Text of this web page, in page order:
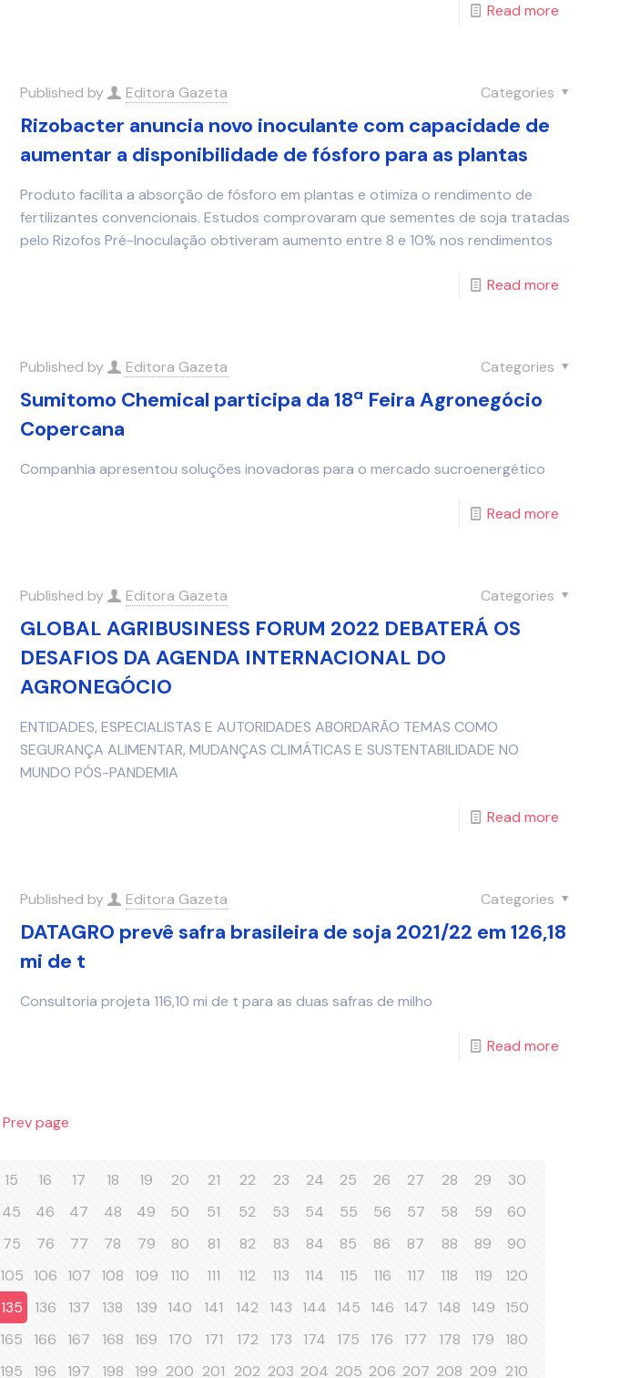
Read more
Published by Editora Gazeta Categories
Rizobacter anuncia novo inoculante com capacidade de
aumentar a disponibilidade de fósforo para as plantas
Produto facilita a absorção de fósforo em plantas e otimiza o rendimento de
fertilizantes convencionais. Estudos comprovaram que sementes de soja tratadas
pelo Rizofos Pré-Inoculação obtiveram aumento entre 8 e 10% nos rendimentos
Read more
Published by Editora Gazeta Categories
Sumitomo Chemical participa da 18ª Feira Agronegócio
Copercana
Companhia apresentou soluções inovadoras para o mercado sucroenergético
Read more
Published by Editora Gazeta Categories
GLOBAL AGRIBUSINESS FORUM 2022 DEBATERÁ OS
DESAFIOS DA AGENDA INTERNACIONAL DO
AGRONEGÓCIO
ENTIDADES, ESPECIALISTAS E AUTORIDADES ABORDARÃO TEMAS COMO
SEGURANÇA ALIMENTAR, MUDANÇAS CLIMÁTICAS E SUSTENTABILIDADE NO
MUNDO PÓS-PANDEMIA
Read more
Published by Editora Gazeta Categories
DATAGRO prevê safra brasileira de soja 2021/22 em 126,18
mi de t
Consultoria projeta 116,10 mi de t para as duas safras de milho
Read more
Prev page
15 16 17 18 19 20 21 22 23 24 25 26 27 28 29
30
45 46 47 48 49 50 51 52 53 54 55 56 57 58 59
60
75 76 77 78 79 80 81 82 83 84 85 86 87 88 89
90
105 106 107 108 109 110 111 112 113 114 115 116 117 118 119
120
135 136 137 138 139 140 141 142 143 144 145 146 147 148 149
150
165 166 167 168 169 170 171 172 173 174 175 176 177 178 179
180
195 196 197 198 199 200 201 202 203 204 205 206 207 208 209 210